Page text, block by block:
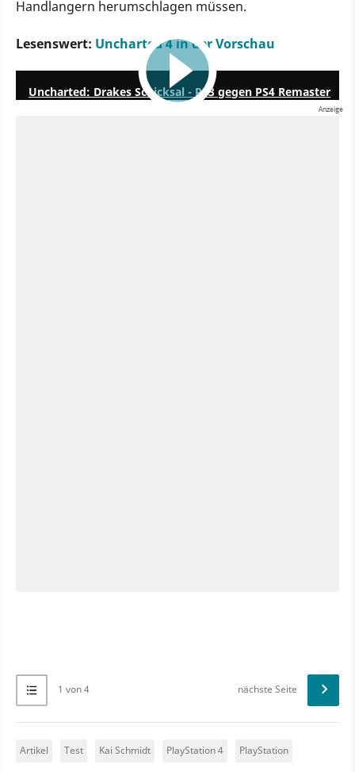
Handlangern herumschlagen müssen.
Lesenswert: Uncharted 4 in der Vorschau
Uncharted: Drakes Schicksal - PS3 gegen PS4 Remaster
1 von 4 nächste Seite
Artikel Test Kai Schmidt PlayStation 4 PlayStation